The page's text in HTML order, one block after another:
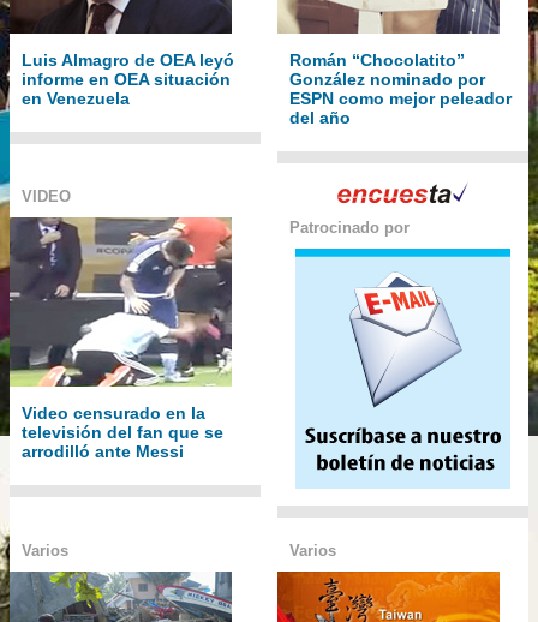
Luis Almagro de OEA leyó
informe en OEA situación
en Venezuela
Román “Chocolatito”
González nominado por
ESPN como mejor peleador
del año
VIDEO
Video censurado en la
televisión del fan que se
arrodilló ante Messi
Patrocinado por
Varios Varios